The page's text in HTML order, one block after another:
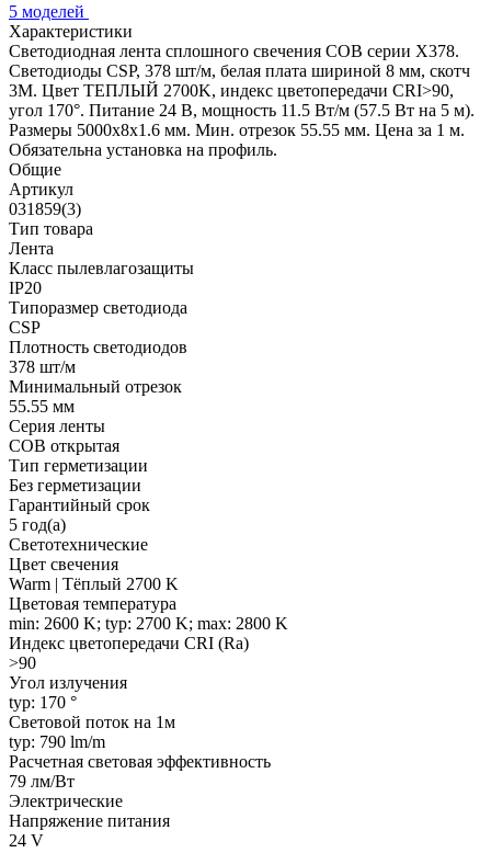
5 моделей
Характеристики
Светодиодная лента сплошного свечения COB серии X378.
Светодиоды CSP, 378 шт/м, белая плата шириной 8 мм, скотч
3M. Цвет ТЕПЛЫЙ 2700K, индекс цветопередачи CRI>90,
угол 170°. Питание 24 В, мощность 11.5 Вт/м (57.5 Вт на 5 м).
Размеры 5000x8x1.6 мм. Мин. отрезок 55.55 мм. Цена за 1 м.
Обязательна установка на профиль.
Общие
Артикул
031859(3)
Тип товара
Лента
Класс пылевлагозащиты
IP20
Типоразмер светодиода
CSP
Плотность светодиодов
378 шт/м
Минимальный отрезок
55.55 мм
Серия ленты
COB открытая
Тип герметизации
Без герметизации
Гарантийный срок
5 год(а)
Светотехнические
Цвет свечения
Warm | Тёплый 2700 K
Цветовая температура
min: 2600 K; typ: 2700 K; max: 2800 K
Индекс цветопередачи CRI (Ra)
>90
Угол излучения
typ: 170 °
Световой поток на 1м
typ: 790 lm/m
Расчетная световая эффективность
79 лм/Вт
Электрические
Напряжение питания
24 V